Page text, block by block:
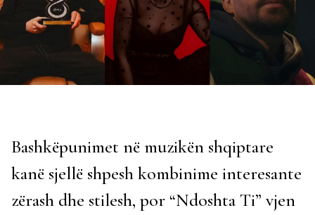
Bashkëpunimet në muzikën shqiptare
kanë sjellë shpesh kombinime interesante
zërash dhe stilesh, por “Ndoshta Ti” vjen